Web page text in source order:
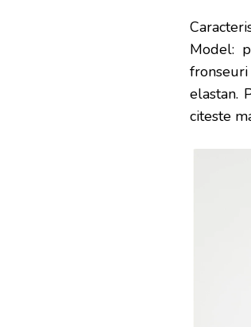
Model:
elastan.
citeste